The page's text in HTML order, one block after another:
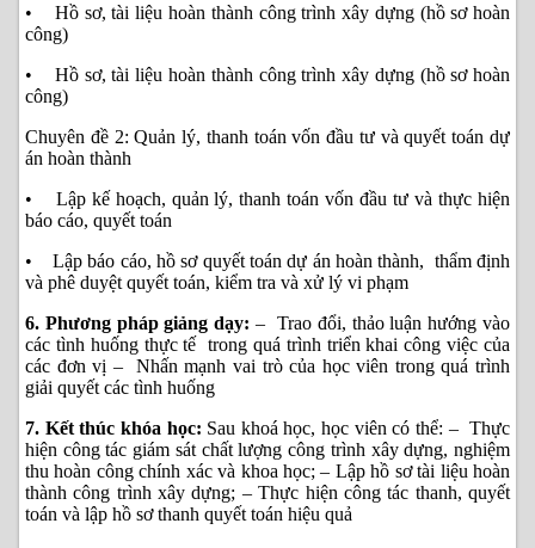
• Hồ sơ, tài liệu hoàn thành công trình xây dựng (hồ sơ hoàn
công)
• Hồ sơ, tài liệu hoàn thành công trình xây dựng (hồ sơ hoàn
công)
Chuyên đề 2: Quản lý, thanh toán vốn đầu tư và quyết toán dự
án hoàn thành
• Lập kế hoạch, quản lý, thanh toán vốn đầu tư và thực hiện
báo cáo, quyết toán
• Lập báo cáo, hồ sơ quyết toán dự án hoàn thành, thẩm định
và phê duyệt quyết toán, kiểm tra và xử lý vi phạm
6. Phương pháp giảng dạy:– Trao đổi, thảo luận hướng vào
các tình huống thực tế trong quá trình triển khai công việc của
các đơn vị – Nhấn mạnh vai trò của học viên trong quá trình
giải quyết các tình huống
7. Kết thúc khóa học: Sau khoá học, học viên có thể: – Thực
hiện công tác giám sát chất lượng công trình xây dựng, nghiệm
thu hoàn công chính xác và khoa học; – Lập hồ sơ tài liệu hoàn
thành công trình xây dựng; – Thực hiện công tác thanh, quyết
toán và lập hồ sơ thanh quyết toán hiệu quả